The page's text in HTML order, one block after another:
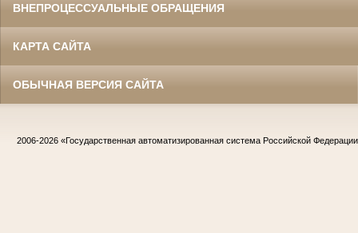
ВНЕПРОЦЕССУАЛЬНЫЕ ОБРАЩЕНИЯ
КАРТА САЙТА
ОБЫЧНАЯ ВЕРСИЯ САЙТА
2006-2026 «Государственная автоматизированная система Российской